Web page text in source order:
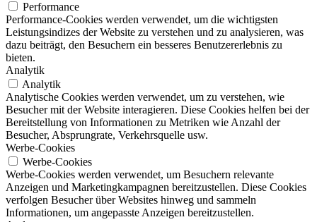
Performance
Performance-Cookies werden verwendet, um die wichtigsten
Leistungsindizes der Website zu verstehen und zu analysieren, was
dazu beiträgt, den Besuchern ein besseres Benutzererlebnis zu
bieten.
Analytik
Analytik
Analytische Cookies werden verwendet, um zu verstehen, wie
Besucher mit der Website interagieren. Diese Cookies helfen bei der
Bereitstellung von Informationen zu Metriken wie Anzahl der
Besucher, Absprungrate, Verkehrsquelle usw.
Werbe-Cookies
Werbe-Cookies
Werbe-Cookies werden verwendet, um Besuchern relevante
Anzeigen und Marketingkampagnen bereitzustellen. Diese Cookies
verfolgen Besucher über Websites hinweg und sammeln
Informationen, um angepasste Anzeigen bereitzustellen.